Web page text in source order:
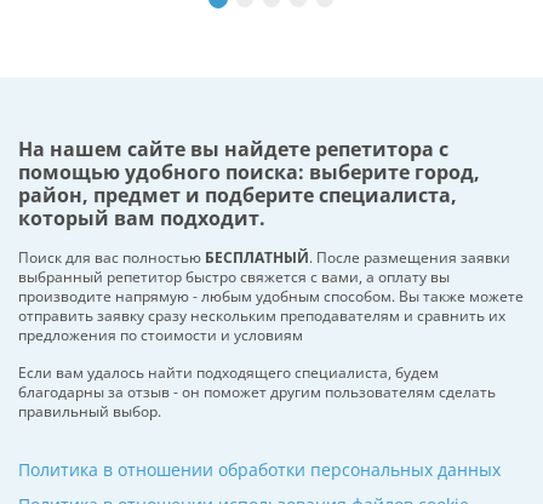
На нашем сайте вы найдете репетитора с
помощью удобного поиска: выберите город,
район, предмет и подберите специалиста,
который вам подходит.
Поиск для вас полностью БЕСПЛАТНЫЙ. После размещения заявки
выбранный репетитор быстро свяжется с вами, а оплату вы
производите напрямую - любым удобным способом. Вы также можете
отправить заявку сразу нескольким преподавателям и сравнить их
предложения по стоимости и условиям
Если вам удалось найти подходящего специалиста, будем
благодарны за отзыв - он поможет другим пользователям сделать
правильный выбор.
Политика в отношении обработки персональных данных